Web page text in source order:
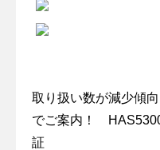
取り扱い数が減少傾
でご案内！
証